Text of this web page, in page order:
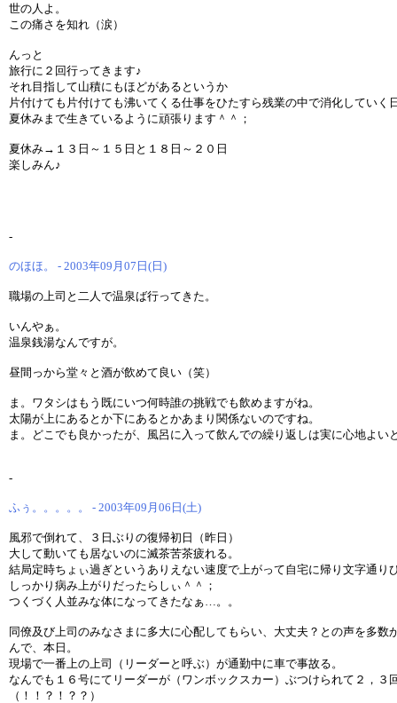
世の人よ。
この痛さを知れ（涙）
んっと
旅行に２回行ってきます♪
それ目指して山積にもほどがあるというか
片付けても片付けても沸いてくる仕事をひたすら残業の中で消化していく
夏休みまで生きているように頑張ります＾＾；
夏休み→１３日～１５日と１８日～２０日
楽しみん♪
-
のほほ。 - 2003年09月07日(日)
職場の上司と二人で温泉ば行ってきた。
いんやぁ。
温泉銭湯なんですが。
昼間っから堂々と酒が飲めて良い（笑）
ま。ワタシはもう既にいつ何時誰の挑戦でも飲めますがね。
太陽が上にあるとか下にあるとかあまり関係ないのですね。
ま。どこでも良かったが、風呂に入って飲んでの繰り返しは実に心地よい
-
ふぅ。。。。。 - 2003年09月06日(土)
風邪で倒れて、３日ぶりの復帰初日（昨日）
大して動いても居ないのに滅茶苦茶疲れる。
結局定時ちょぃ過ぎというありえない速度で上がって自宅に帰り文字通り
しっかり病み上がりだったらしぃ＾＾；
つくづく人並みな体になってきたなぁ…。。
同僚及び上司のみなさまに多大に心配してもらい、大丈夫？との声を多数
んで、本日。
現場で一番上の上司（リーダーと呼ぶ）が通勤中に車で事故る。
なんでも１６号にてリーダーが（ワンボックスカー）ぶつけられて２，３
（！！？！？？）